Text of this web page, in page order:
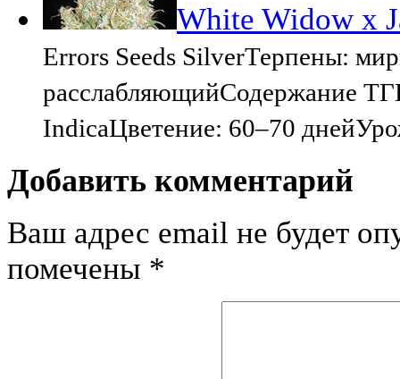
White Widow x
Errors Seeds SilverТерпены:
расслабляющийСодержание
IndicaЦветение: 60–70
Добавить комментарий
Ваш адрес email не будет
помечены *